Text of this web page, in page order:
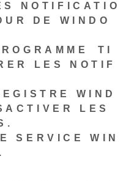
NOTIFICATIO
DE WINDO
TI
LES NOTIF
WIND
LES
SERVICE WIN